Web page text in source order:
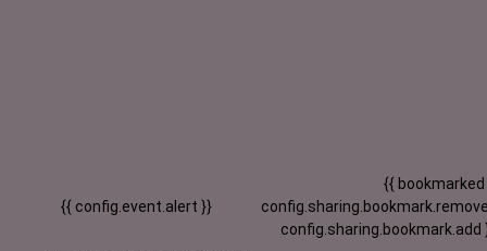
{{ config.event.alert }}
{{ bookmarked
config.sharing.bookmark.add